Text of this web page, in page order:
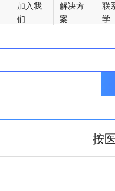
加入我
们
解决方
案
联
学
按